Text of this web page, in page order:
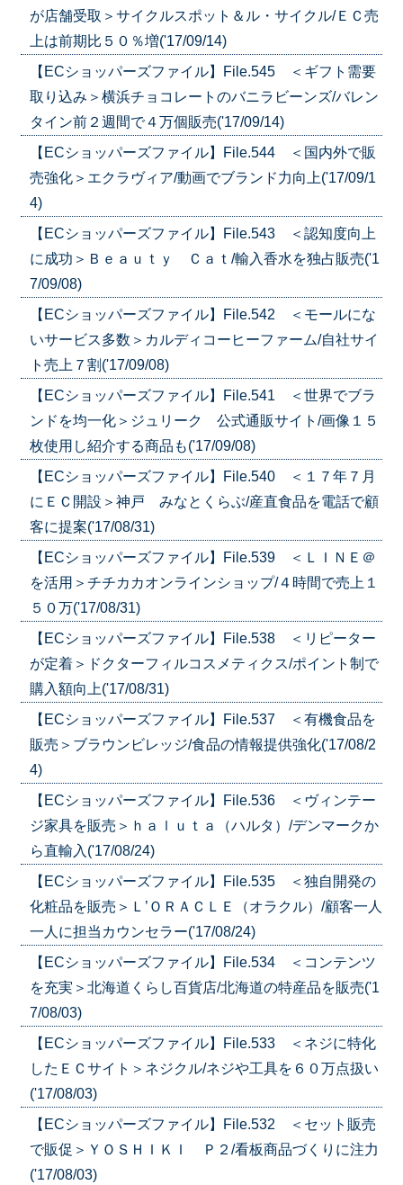
が店舗受取＞サイクルスポット＆ル・サイクル/ＥＣ売
上は前期比５０％増('17/09/14)
【ECショッパーズファイル】File.545 ＜ギフト需要
取り込み＞横浜チョコレートのバニラビーンズ/バレン
タイン前２週間で４万個販売('17/09/14)
【ECショッパーズファイル】File.544 ＜国内外で販
売強化＞エクラヴィア/動画でブランド力向上('17/09/1
4)
【ECショッパーズファイル】File.543 ＜認知度向上
に成功＞Ｂｅａｕｔｙ Ｃａｔ/輸入香水を独占販売('1
7/09/08)
【ECショッパーズファイル】File.542 ＜モールにな
いサービス多数＞カルディコーヒーファーム/自社サイ
ト売上７割('17/09/08)
【ECショッパーズファイル】File.541 ＜世界でブラ
ンドを均一化＞ジュリーク 公式通販サイト/画像１５
枚使用し紹介する商品も('17/09/08)
【ECショッパーズファイル】File.540 ＜１７年７月
にＥＣ開設＞神戸 みなとくらぶ/産直食品を電話で顧
客に提案('17/08/31)
【ECショッパーズファイル】File.539 ＜ＬＩＮＥ＠
を活用＞チチカカオンラインショップ/４時間で売上１
５０万('17/08/31)
【ECショッパーズファイル】File.538 ＜リピーター
が定着＞ドクターフィルコスメティクス/ポイント制で
購入額向上('17/08/31)
【ECショッパーズファイル】File.537 ＜有機食品を
販売＞ブラウンビレッジ/食品の情報提供強化('17/08/2
4)
【ECショッパーズファイル】File.536 ＜ヴィンテー
ジ家具を販売＞ｈａｌｕｔａ（ハルタ）/デンマークか
ら直輸入('17/08/24)
【ECショッパーズファイル】File.535 ＜独自開発の
化粧品を販売＞Ｌ’ＯＲＡＣＬＥ（オラクル）/顧客一人
一人に担当カウンセラー('17/08/24)
【ECショッパーズファイル】File.534 ＜コンテンツ
を充実＞北海道くらし百貨店/北海道の特産品を販売('1
7/08/03)
【ECショッパーズファイル】File.533 ＜ネジに特化
したＥＣサイト＞ネジクル/ネジや工具を６０万点扱い
('17/08/03)
【ECショッパーズファイル】File.532 ＜セット販売
で販促＞ＹＯＳＨＩＫＩ Ｐ２/看板商品づくりに注力
('17/08/03)